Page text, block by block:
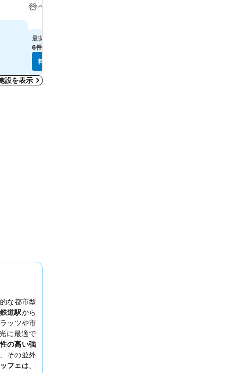
ペット可
最安値
6件のサイト
料金を表示
設を表示
な都市型
道駅から
ッツや市
に最適で
の高い強
その並外
フェは、